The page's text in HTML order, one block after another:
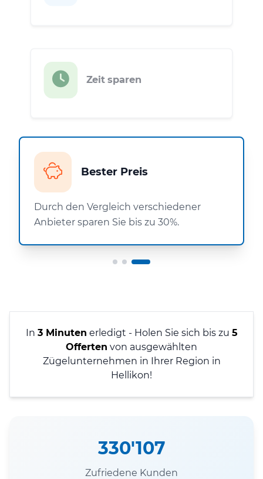
Zeit sparen
Bester Preis
Durch den Vergleich verschiedener
Anbieter sparen Sie bis zu 30%.
In 3 Minuten erledigt - Holen Sie sich bis zu 5
Offerten von ausgewählten
Zügelunternehmen in Ihrer Region in
Hellikon!
330'107
Zufriedene Kunden